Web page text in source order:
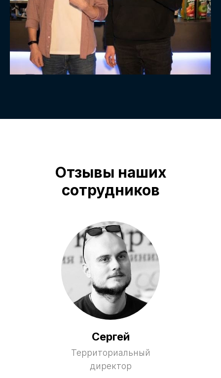
Отзывы наших
сотрудников
Сергей
Территориальный
директор